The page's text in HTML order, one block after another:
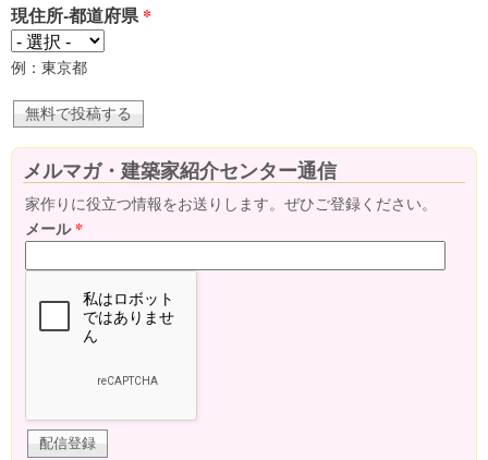
現住所-都道府県 *
例：東京都
メルマガ・建築家紹介センター通信
家作りに役立つ情報をお送りします。ぜひご登録ください。
メール*